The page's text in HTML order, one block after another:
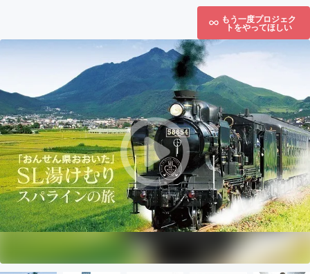
もう一度プロジェク
トをやってほしい